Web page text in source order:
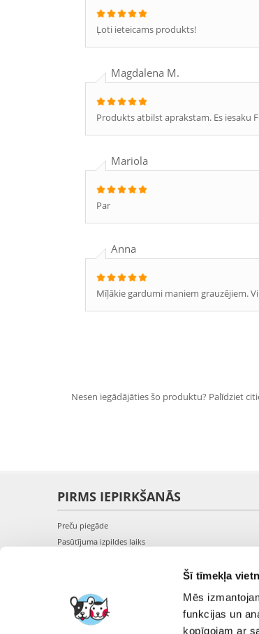
Šī tīmekļa
Mēs
funkcijas un
kopīgojam ar
Ļoti ieteicams produkts!
Magdalena M.
Produkts atbilst aprakstam. Es iesaku
Mariola
Par
Anna
Mīļākie gardumi maniem grauzējiem.
Nesen iegādājāties šo produktu? Palīdziet
PIRMS IEPIRKŠANĀS
Preču piegāde
Pasūtījuma izpildes laiks
Privātuma politika